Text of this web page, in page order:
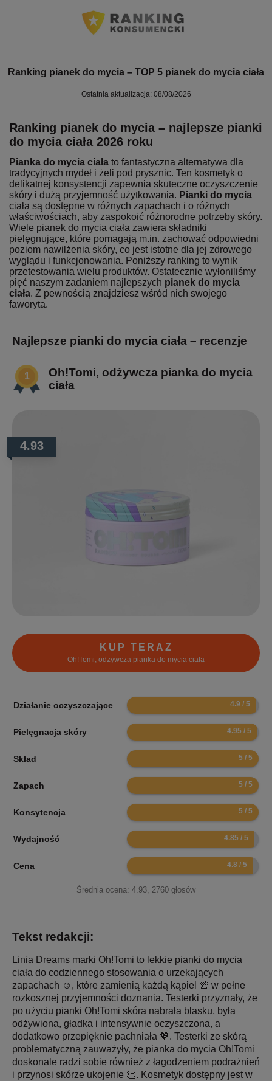
Ranking pianek do mycia – TOP 5 pianek do mycia ciała
Ostatnia aktualizacja: 08/08/2026
Ranking pianek do mycia – najlepsze pianki
do mycia ciała 2026 roku
Pianka do mycia ciała to fantastyczna alternatywa dla
tradycyjnych mydeł i żeli pod prysznic. Ten kosmetyk o
delikatnej konsystencji zapewnia skuteczne oczyszczenie
skóry i dużą przyjemność użytkowania. Pianki do mycia
ciała są dostępne w różnych zapachach i o różnych
właściwościach, aby zaspokoić różnorodne potrzeby skóry.
Wiele pianek do mycia ciała zawiera składniki
pielęgnujące, które pomagają m.in. zachować odpowiedni
poziom nawilżenia skóry, co jest istotne dla jej zdrowego
wyglądu i funkcjonowania. Poniższy ranking to wynik
przetestowania wielu produktów. Ostatecznie wyłoniliśmy
pięć naszym zadaniem najlepszych pianek do mycia
ciała. Z pewnością znajdziesz wśród nich swojego
faworyta.
Najlepsze pianki do mycia ciała – recenzje
Oh!Tomi, odżywcza pianka do mycia
ciała
4.93
KUP TERAZ
Oh!Tomi, odżywcza pianka do mycia ciała
Działanie oczyszczające 9.8
Pielęgnacja skóry 9.9
Skład 10
Zapach 10
Konsytencja 10
Wydajność 9.7
Cena 9.6
Średnia ocena: 4.93, 2760 głosów
Tekst redakcji:
Linia Dreams marki Oh!Tomi to lekkie pianki do mycia
ciała do codziennego stosowania o urzekających
zapachach ☺️, które zamienią każdą kąpiel 🛀 w pełne
rozkosznej przyjemności doznania. Testerki przyznały, że
po użyciu pianki Oh!Tomi skóra nabrała blasku, była
odżywiona, gładka i intensywnie oczyszczona, a
dodatkowo przepięknie pachniała 💖. Testerki ze skórą
problematyczną zauważyły, że pianka do mycia Oh!Tomi
doskonale radzi sobie również z łagodzeniem podrażnień
i przynosi skórze ukojenie 👏. Kosmetyk dostępny jest w